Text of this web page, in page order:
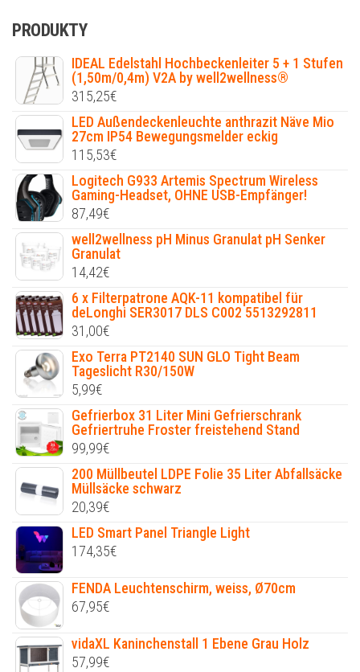
PRODUKTY
IDEAL Edelstahl Hochbeckenleiter 5 + 1 Stufen
(1,50m/0,4m) V2A by well2wellness®
315,25€
LED Außendeckenleuchte anthrazit Näve Mio
27cm IP54 Bewegungsmelder eckig
115,53€
Logitech G933 Artemis Spectrum Wireless
Gaming-Headset, OHNE USB-Empfänger!
87,49€
well2wellness pH Minus Granulat pH Senker
Granulat
14,42€
6 x Filterpatrone AQK-11 kompatibel für
deLonghi SER3017 DLS C002 5513292811
31,00€
Exo Terra PT2140 SUN GLO Tight Beam
Tageslicht R30/150W
5,99€
Gefrierbox 31 Liter Mini Gefrierschrank
Gefriertruhe Froster freistehend Stand
99,99€
200 Müllbeutel LDPE Folie 35 Liter Abfallsäcke
Müllsäcke schwarz
20,39€
LED Smart Panel Triangle Light
174,35€
FENDA Leuchtenschirm, weiss, Ø70cm
67,95€
vidaXL Kaninchenstall 1 Ebene Grau Holz
57,99€